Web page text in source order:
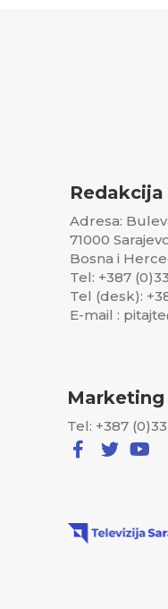
Redakcija
Adresa:
71000
Bosna i
Tel: +387
Tel (desk):
E-mail :
Marketing
Tel: +387